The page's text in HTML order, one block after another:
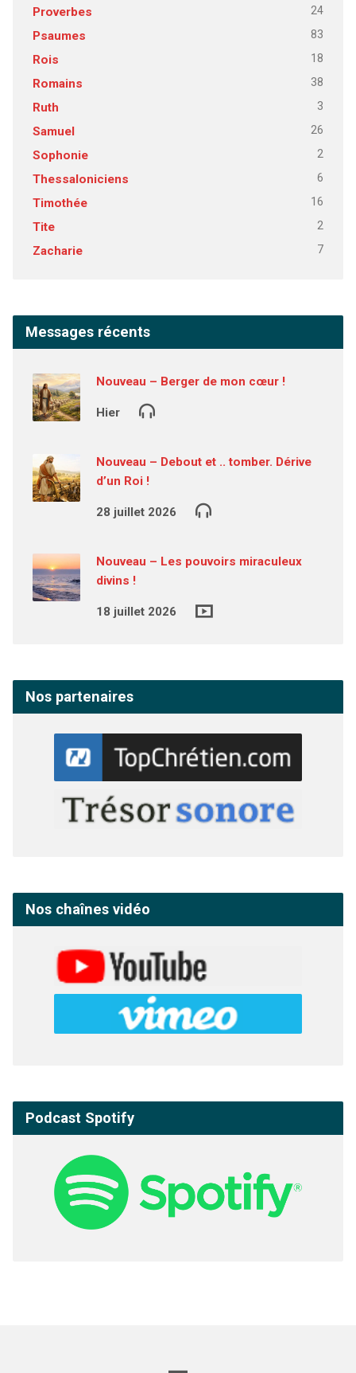
Proverbes 24
Psaumes 83
Rois 18
Romains 38
Ruth 3
Samuel 26
Sophonie 2
Thessaloniciens 6
Timothée 16
Tite 2
Zacharie 7
Messages récents
Nouveau – Berger de mon cœur !
Hier
Nouveau – Debout et .. tomber. Dérive
d’un Roi !
28 juillet 2026
Nouveau – Les pouvoirs miraculeux
divins !
18 juillet 2026
Nos partenaires
Nos chaînes vidéo
Podcast Spotify